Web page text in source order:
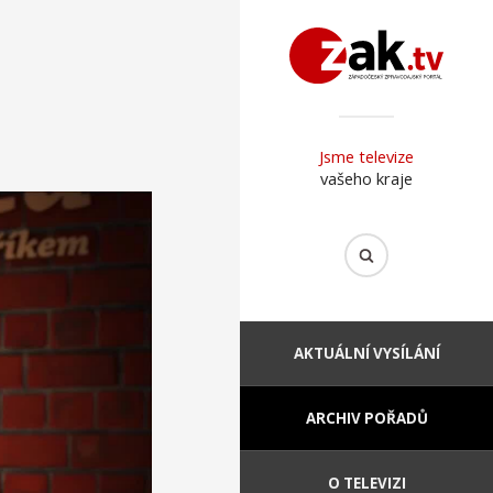
Jsme televize
vašeho kraje
AKTUÁLNÍ VYSÍLÁNÍ
ARCHIV POŘADŮ
O TELEVIZI